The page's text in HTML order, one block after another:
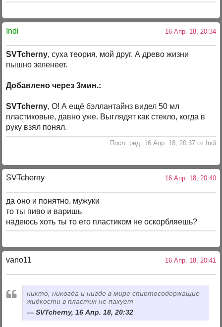
Indi 16 Апр. 18, 20:34
SVTcherny, суха теория, мой друг. А древо жизни
пышно зеленеет.
Добавлено через 3мин.:
SVTcherny, О! А ещё бэллантайнз видел 50 мл
пластиковые, давно уже. Выглядят как стекло, когда в
руку взял понял.
Посл. ред. 16 Апр. 18, 20:37 от Indi
SVTcherny 16 Апр. 18, 20:40
да оно и понятно, мужуки
то ты пиво и варишь
надеюсь хоть ты то его пластиком не оскорбляешь?
vano11 16 Апр. 18, 20:41
никто, никогда и нигде в мире спиртосодержащие
жидкости в пластик не пакует
SVTcherny, 16 Апр. 18, 20:32